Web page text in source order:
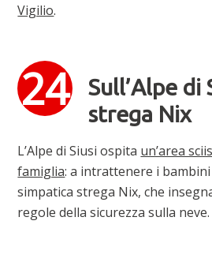
Vigilio.
Sull’Alpe di
strega Nix
L’Alpe di Siusi ospita un’area
famiglia: a intrattenere i bambini
simpatica strega Nix, che
regole della sicurezza sulla neve.